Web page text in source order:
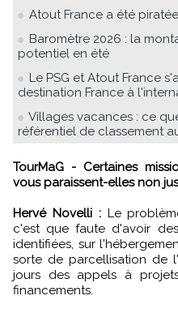
Atout France a été
Baromètre 2026 : la
potentiel en été
Le PSG et Atout France
destination France à
Villages vacances : ce
référentiel de classement
TourMaG - Certaines missions confiées à Atout France
vous paraissent-elles non
Hervé Novelli :Le
c'est que faute d'avoir
identifiées, sur
sorte de parcellisation de
jours des appels à
financements.